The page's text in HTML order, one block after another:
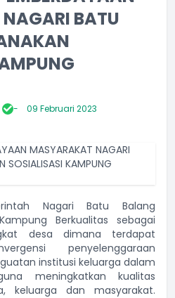
BATU
09 Februari 2023
Nagari Batu Balang
Berkualitas sebagai
desa dimana terdapat
penyelenggaraan
institusi keluarga dalam
meningkatkan kualitas
keluarga dan masyarakat.